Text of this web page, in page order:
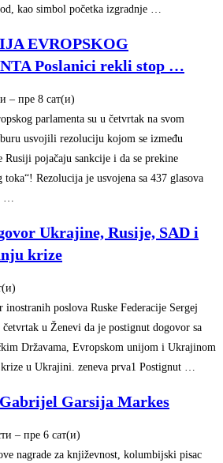
kao simbol početka izgradnje …
EVROPSKOG
Poslanici rekli stop …
– ‎пре 8 сат(и)‎
parlamenta su u četvrtak na svom
usvojili rezoluciju kojom se između
Rusiji pojačaju sankcije i da se prekine
toka“! Rezolucija je usvojena sa 437 glasova
…
Ukrajine, Rusije, SAD i
krize
poslova Ruske Federacije Sergej
u Ženevi da je postignut dogovor sa
Državama, Evropskom unijom i Ukrajinom
krize u Ukrajini. zeneva prva1 Postignut …
Garsija Markes
– ‎пре 6 сат(и)‎
nagrade za književnost, kolumbijski pisac